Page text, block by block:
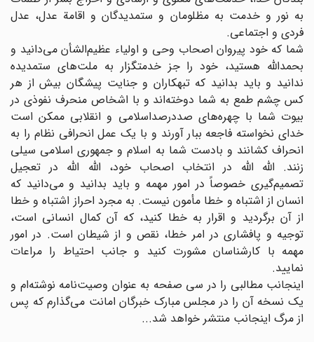
به نور و خدمت به مظلومان و ستمدیدگان و اقامة عدل، عدل
فردی و اجتماعی.
شما که خود پیروان اصحاب وحی و اولیاء عظیم‌الشأن می‌دانید و
بحمدالله هستید، خود را جز خدمتگزار به ملت‌های ستمدیده
ندانید و باید بدانید که تبهکاران و جنایت‌ پیشگان بیش از هر
کس چشم طمع به شما دوخته‌اند و با اشخاص منحرف نفوذی در
بیوت شما با چهره‌های صددرصداسلامی و انقلابی ممکن است
خدای نخواسته فاجعه ببار آورند و با یک عمل انحرافی نظام را به
انحراف کشانند و بادست شما به اسلام و جمهوری اسلامی سیلی
زنند. الله الله در انتخاب اصحاب خود، الله الله در تعجیل
تصمیم‌گیری خصوصاً در امور مهمه و باید بدانید و می‌دانید که
انسان از اشتباه و خطا مأمون نیست. به مجرد احراز اشتباه و خطا
از آن برگردید و اقرار به خطا کنید، که آن کمال انسانی است،
توجیه و پافشاری در امر خطا، نقص و از شیطان است. در امور
مهمه با کارشناسان مشورت کنید و جانب احتیاط را مراعات
نمایید.
اینجانب مطالبی را در سی صفحه به عنوان وصیت‌نامه نوشته‌ام و
یک نسخه آن را در مجلس مبارک خبرگان امانت می‌گذارم که پس
از مرگ اینجانب منتشر خواهد شد...